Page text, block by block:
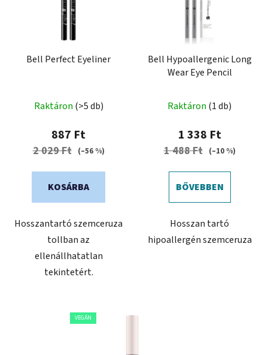
Bell Perfect Eyeliner
Raktáron (>5 db)
887 Ft
2 029 Ft (–56 %)
KOSÁRBA
Hosszantartó szemceruza
tollban az
ellenállhatatlan
tekintetért.
Bell Hypoallergenic Long
Wear Eye Pencil
Raktáron (1 db)
1 338 Ft
1 488 Ft (–10 %)
BŐVEBBEN
Hosszan tartó
hipoallergén szemceruza
VEGÁN